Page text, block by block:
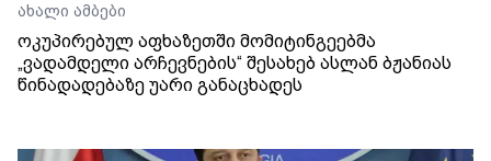
ახალი ამბები
ოკუპირებულ აფხაზეთში მომიტინგეებმა
„ვადამდელი არჩევნების“ შესახებ ასლან ბჟანიას
წინადადებაზე უარი განაცხადეს